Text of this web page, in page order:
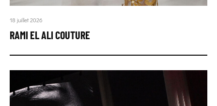
18 juillet 2026
RAMI EL ALI COUTURE